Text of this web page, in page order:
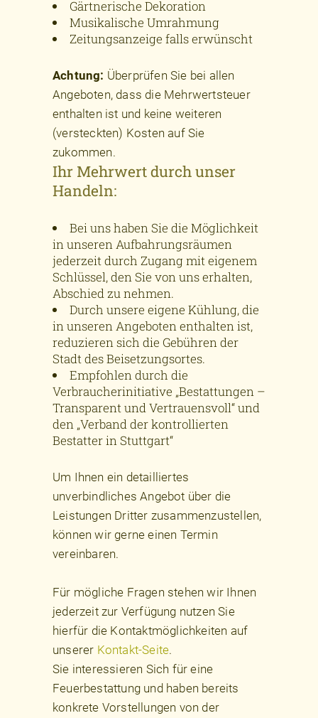
Gärtnerische Dekoration
Musikalische Umrahmung
Zeitungsanzeige falls erwünscht
Achtung: Überprüfen Sie bei allen
Angeboten, dass die Mehrwertsteuer
enthalten ist und keine weiteren
(versteckten) Kosten auf Sie
zukommen.
Ihr Mehrwert durch unser
Handeln:
Bei uns haben Sie die Möglichkeit
in unseren Aufbahrungsräumen
jederzeit durch Zugang mit eigenem
Schlüssel, den Sie von uns erhalten,
Abschied zu nehmen.
Durch unsere eigene Kühlung, die
in unseren Angeboten enthalten ist,
reduzieren sich die Gebühren der
Stadt des Beisetzungsortes.
Empfohlen durch die
Verbraucherinitiative „Bestattungen –
Transparent und Vertrauensvoll“ und
den „Verband der kontrollierten
Bestatter in Stuttgart“
Um Ihnen ein detailliertes
unverbindliches Angebot über die
Leistungen Dritter zusammenzustellen,
können wir gerne einen Termin
vereinbaren.
Für mögliche Fragen stehen wir Ihnen
jederzeit zur Verfügung nutzen Sie
hierfür die Kontaktmöglichkeiten auf
unserer Kontakt-Seite.
Sie interessieren Sich für eine
Feuerbestattung und haben bereits
konkrete Vorstellungen von der